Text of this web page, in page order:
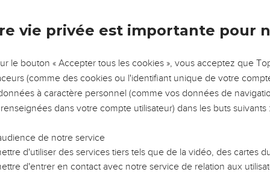
entrée au temple
je ne manquerai de rien.
des prés d’herbe fraîche, il me conduit au calme près de
guide sur la bonne voie, parce qu’il est le berger d’Israël.
vallée obscure, je ne redoute aucun mal, Seigneur, car tu
ce qui me rassure.
du mal, tu prépares un banquet pour moi. Tu m’accueilles
Tu remplis ma coupe jusqu’au bord.
vie, ta bonté, ta générosité me suivront pas à pas. Seigneur,
vie privée est importante pour
le bouton « Accepter tous les cookies », vous acceptez que
(comme des cookies ou l'identifiant unique de votre
à caractère personnel (comme vos données de
dans votre compte utilisateur) dans les buts suivants :
de notre service
d'utiliser des services tiers tels que de la vidéo, des cartes
d'entrer en contact avec notre service de relation aux